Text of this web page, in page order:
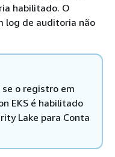
habilitado. O
log de auditoria não
o registro em
EKS é habilitado
Lake para Conta